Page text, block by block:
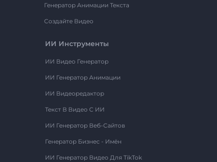
Генератор Анимации Текста
Создайте Видео
ИИ Инструменты
ИИ Видео Генератор
ИИ Генератор Анимации
ИИ Видеоредактор
Текст В Видео С ИИ
ИИ Генератор Веб-Сайтов
Генератор Бизнес - Имён
ИИ Генератор Видео Для TikTok